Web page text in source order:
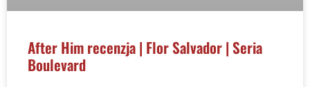
After Him recenzja | Flor Salvador | Seria
Boulevard